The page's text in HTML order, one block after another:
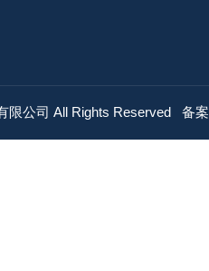
限公司 All Rights Reserved 备